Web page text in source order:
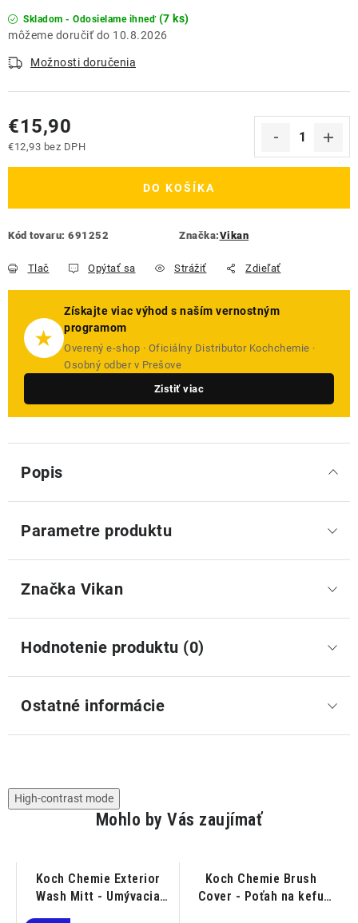
Skladom - Odosielame ihneď (7 ks)
10.8.2026
Možnosti doručenia
€15,90
€12,93 bez DPH
DO KOŠÍKA
Kód tovaru: 691252 Značka:Vikan
Tlač Opýtať sa Strážiť Zdieľať
★
Získajte viac výhod s naším vernostným
programom
Overený e-shop · Oficiálny Distributor Kochchemie ·
Osobný odber v Prešove
Zistiť viac
Popis
Parametre produktu
Značka Vikan
Hodnotenie produktu (0)
Ostatné informácie
High-contrast mode
Mohlo by Vás zaujímať
Koch Chemie Exterior
Wash Mitt - Umývacia
Koch Chemie Brush
Cover - Poťah na kefu